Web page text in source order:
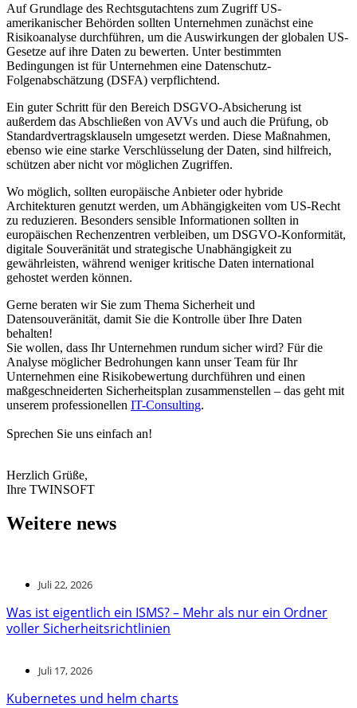
Auf Grundlage des Rechtsgutachtens zum Zugriff US-
amerikanischer Behörden sollten Unternehmen zunächst eine
Risikoanalyse durchführen, um die Auswirkungen der globalen US-
Gesetze auf ihre Daten zu bewerten. Unter bestimmten
Bedingungen ist für Unternehmen eine Datenschutz-
Folgenabschätzung (DSFA) verpflichtend.
Ein guter Schritt für den Bereich DSGVO-Absicherung ist
außerdem das Abschließen von AVVs und auch die Prüfung, ob
Standardvertragsklauseln umgesetzt werden. Diese Maßnahmen,
ebenso wie eine starke Verschlüsselung der Daten, sind hilfreich,
schützen aber nicht vor möglichen Zugriffen.
Wo möglich, sollten europäische Anbieter oder hybride
Architekturen genutzt werden, um Abhängigkeiten vom US-Recht
zu reduzieren. Besonders sensible Informationen sollten in
europäischen Rechenzentren verbleiben, um DSGVO-Konformität,
digitale Souveränität und strategische Unabhängigkeit zu
gewährleisten, während weniger kritische Daten international
gehostet werden können.
Gerne beraten wir Sie zum Thema Sicherheit und
Datensouveränität, damit Sie die Kontrolle über Ihre Daten
behalten!
Sie wollen, dass Ihr Unternehmen rundum sicher wird? Für die
Analyse möglicher Bedrohungen kann unser Team für Ihr
Unternehmen eine Risikobewertung durchführen und einen
maßgeschneiderten Sicherheitsplan zusammenstellen – das geht mit
unserem professionellen IT-Consulting.
Sprechen Sie uns einfach an!
Herzlich Grüße,
Ihre TWINSOFT
Weitere news
Juli 22, 2026
Was ist eigentlich ein ISMS? – Mehr als nur ein Ordner
voller Sicherheitsrichtlinien
Juli 17, 2026
Kubernetes und helm charts